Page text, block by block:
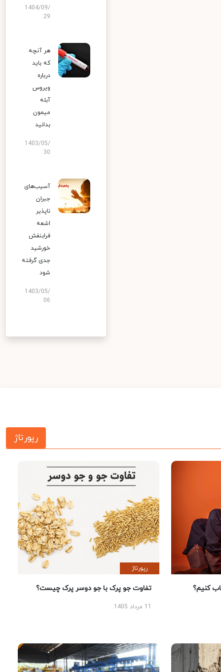
1404/09/
29
هر آنچه
که باید
درباره
ویروس
آبله
میمون
بدانید
1403/05/
30
آسیب‌های
جبران
ناپذیر
اشعه
فرابنفش
خورشید
جدی گرفته
شود
1403/05/
06
رپورتاژ
کنیم؟
رپورتاژ
تفاوت جو پرک با جو دوسر پرک چیست؟